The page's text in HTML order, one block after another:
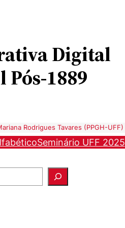
Digital
1889
Rodrigues Tavares (PPGH-UFF)
Seminário UFF 2025